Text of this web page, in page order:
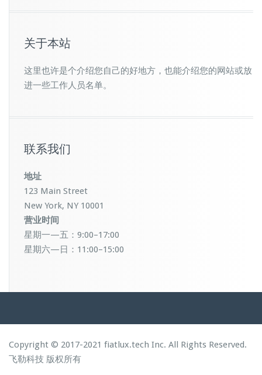
关于本站
这里也许是个介绍您自己的好地方，也能介绍您的网站或放
进一些工作人员名单。
联系我们
地址
123 Main Street
New York, NY 10001
营业时间
星期一—五：9:00–17:00
星期六—日：11:00–15:00
Copyright © 2017-2021 fiatlux.tech Inc. All Rights Reserved.
飞勒科技 版权所有